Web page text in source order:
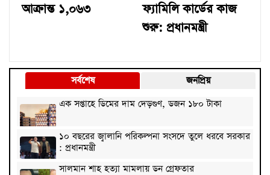
আক্রান্ত ১,০৬৩
ফ্যামিলি কার্ডের কাজ
শুরু: প্রধানমন্ত্রী
সর্বশেষ
জনপ্রিয়
এক সপ্তাহে ডিমের দাম দেড়গুণ, ডজন ১৮০ টাকা
১০ বছরের জ্বালানি পরিকল্পনা সংসদে তুলে ধরবে সরকার
: প্রধানমন্ত্রী
সালমান শাহ হত্যা মামলায় ডন গ্রেফতার